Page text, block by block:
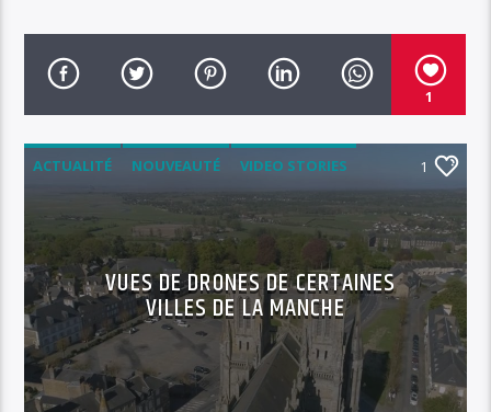
1
ACTUALITÉ NOUVEAUTÉ VIDEO STORIES 1
VUES DE DRONES DE CERTAINES
VILLES DE LA MANCHE